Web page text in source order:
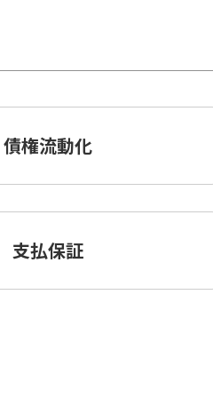
債権流動化
支払保証